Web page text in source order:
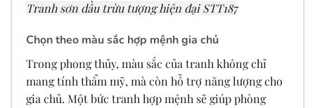
Tranh sơn dầu trừu tượng hiện đại STT187
Chọn theo màu sắc hợp mệnh gia chủ
Trong phong thủy, màu sắc của tranh không chỉ
mang tính thẩm mỹ, mà còn hỗ trợ năng lượng cho
gia chủ. Một bức tranh hợp mệnh sẽ giúp phòng